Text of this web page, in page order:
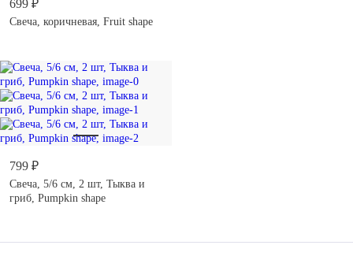
699 ₽
Свеча, коричневая, Fruit shape
799 ₽
Свеча, 5/6 см, 2 шт, Тыква и
гриб, Pumpkin shape